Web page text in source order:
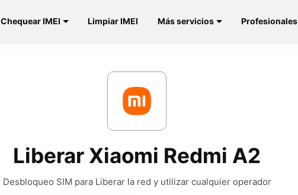
Chequear IMEI Limpiar IMEI Más servicios Profesionales
Liberar Xiaomi Redmi A2
Desbloqueo SIM para Liberar la red y utilizar cualquier operador